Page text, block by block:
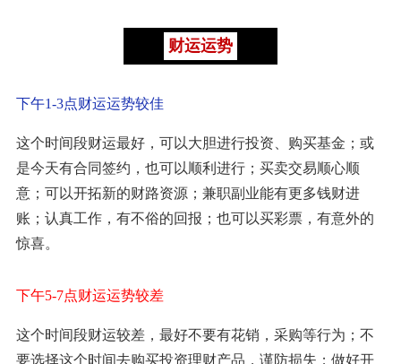
财运运势
下午1-3点财运运势较佳
这个时间段财运最好，可以大胆进行投资、购买基金；或
是今天有合同签约，也可以顺利进行；买卖交易顺心顺
意；可以开拓新的财路资源；兼职副业能有更多钱财进
账；认真工作，有不俗的回报；也可以买彩票，有意外的
惊喜。
下午5-7点财运运势较差
这个时间段财运较差，最好不要有花销，采购等行为；不
要选择这个时间去购买投资理财产品，谨防损失；做好开